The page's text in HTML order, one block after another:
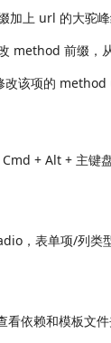
加上 url 的大驼
method 前缀
改该项的
+ Alt + 主键
，表单项/列类
依赖和模板文件